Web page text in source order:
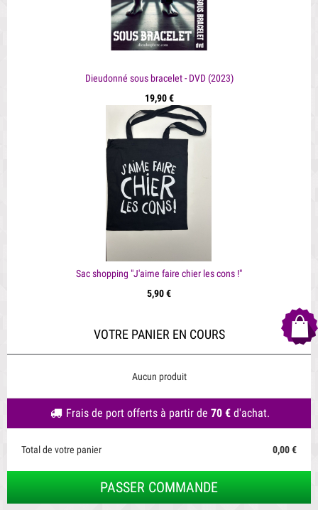
Dieudonné sous bracelet - DVD (2023)
19,90 €
Sac shopping "J'aime faire chier les cons !"
5,90 €
VOTRE PANIER EN COURS
Aucun produit
Frais de port offerts à partir de 70 €d'achat.
Total de votre panier 0,00 €
PASSER COMMANDE